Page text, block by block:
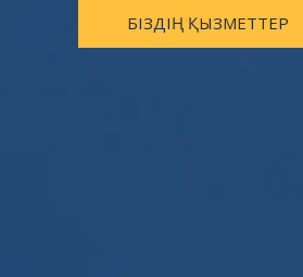
БІЗДІҢ ҚЫЗМЕТТЕР